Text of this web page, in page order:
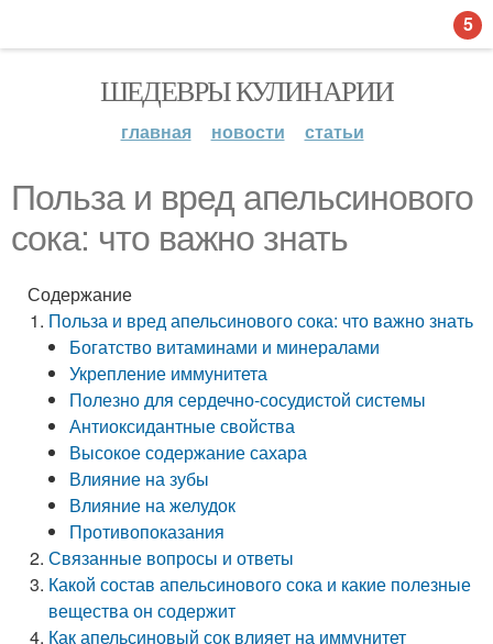
ШЕДЕВРЫ КУЛИНАРИИ
главная новости статьи
Польза и вред апельсинового
сока: что важно знать
Содержание
Польза и вред апельсинового сока: что важно знать
Богатство витаминами и минералами
Укрепление иммунитета
Полезно для сердечно-сосудистой системы
Антиоксидантные свойства
Высокое содержание сахара
Влияние на зубы
Влияние на желудок
Противопоказания
Связанные вопросы и ответы
Какой состав апельсинового сока и какие полезные
вещества он содержит
Как апельсиновый сок влияет на иммунитет
5